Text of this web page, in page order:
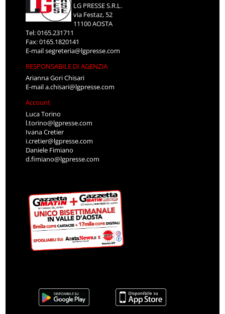
LG PRESSE S.R.L.
via Festaz, 52
11100 AOSTA
Tel: 0165.231711
Fax: 0165.1820141
E-mailsegreteria@lgpresse.com
RESPONSABILE DI AGENZIA
Arianna Gori Chisari
E-maila.chisari@lgpresse.com
Account
Luca Torino
l.torino@lgpresse.com
Ivana Cretier
i.cretier@lgpresse.com
Daniele Fimiano
d.fimiano@lgpresse.com